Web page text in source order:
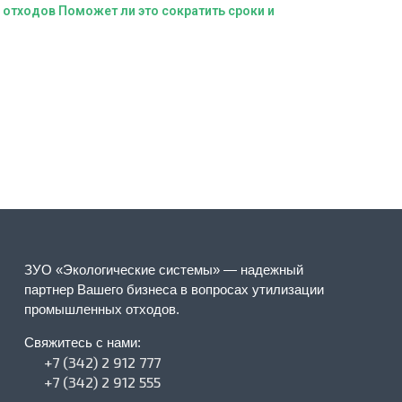
Поможет ли это сократить сроки и
ЗУО «Экологические системы» — надежный
партнер Вашего бизнеса в вопросах утилизации
промышленных отходов.
Свяжитесь с нами:
+7 (342) 2 912 777
+7 (342) 2 912 555​